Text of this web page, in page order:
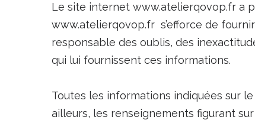
Le site internet www.atelierqovop.fr a
www.atelierqovop.fr s’efforce de
responsable des oublis, des
qui lui fournissent ces informations.
Toutes les informations indiquées sur
ailleurs, les renseignements figurant